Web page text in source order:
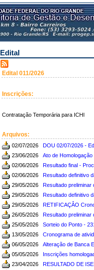
Edital
Edital 011/2026
Inscrições:
Contratação Temporária para ICHI
Arquivos:
02/07/2026
DOU 02/07/2026 -
23/06/2026
Ato de
02/06/2026
Resultado final -
02/06/2026
Resultado definitivo
29/05/2026
Resultado
29/05/2026
Resultado definitivo
29/05/2026
RETIFICAÇÂO
26/05/2026
Resultado preliminar
25/05/2026
Sorteio do Ponto -
13/05/2026
Cronograma de
06/05/2026
Alteração de Banca
05/05/2026
Inscrições
23/04/2026
RESULTADO DE